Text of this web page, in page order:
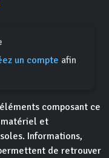
un compte afin
composant ce
et
Informations,
de retrouver